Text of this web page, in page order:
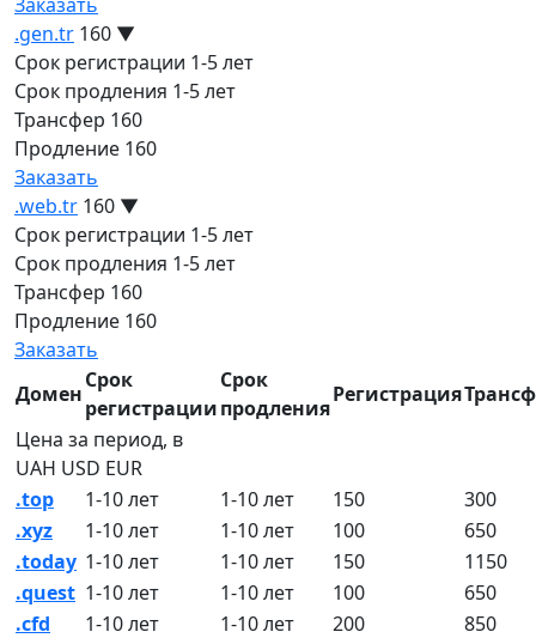
.gen.tr 160 ▼
Срок регистрации 1-5 лет
Срок продления 1-5 лет
Трансфер 160
Продление 160
Заказать
.web.tr 160 ▼
Срок регистрации 1-5 лет
Срок продления 1-5 лет
Трансфер 160
Продление 160
Заказать
Домен
Срок
регистрации
Срок
продления
Регистрация
Цена за период, в
UAH USD EUR
.top
1-10 лет 1-10 лет 150
300
.xyz
1-10 лет 1-10 лет 100
650
.today 1-10 лет 1-10 лет 150
1150
.quest 1-10 лет 1-10 лет 100
650
.cfd
1-10 лет 1-10 лет 200
850